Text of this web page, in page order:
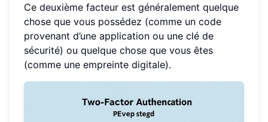
Ce deuxième facteur est généralement quelque
chose que vous possédez (comme un code
provenant d’une application ou une clé de
sécurité) ou quelque chose que vous êtes
(comme une empreinte digitale).